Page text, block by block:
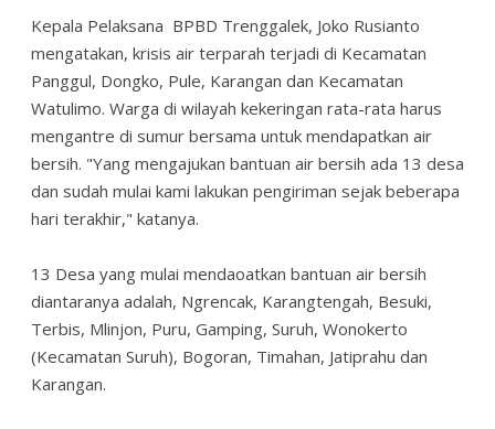
Kepala Pelaksana BPBD Trenggalek, Joko Rusianto
mengatakan, krisis air terparah terjadi di Kecamatan
Panggul, Dongko, Pule, Karangan dan Kecamatan
Watulimo. Warga di wilayah kekeringan rata-rata harus
mengantre di sumur bersama untuk mendapatkan air
bersih. "Yang mengajukan bantuan air bersih ada 13 desa
dan sudah mulai kami lakukan pengiriman sejak beberapa
hari terakhir," katanya.
13 Desa yang mulai mendaoatkan bantuan air bersih
diantaranya adalah, Ngrencak, Karangtengah, Besuki,
Terbis, Mlinjon, Puru, Gamping, Suruh, Wonokerto
(Kecamatan Suruh), Bogoran, Timahan, Jatiprahu dan
Karangan.